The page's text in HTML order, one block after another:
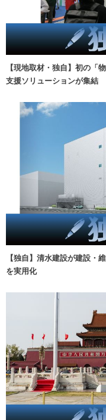
【現地取材・独自】初の「
支援ソリューションが集結
【独自】清水建設が建設・
を実用化